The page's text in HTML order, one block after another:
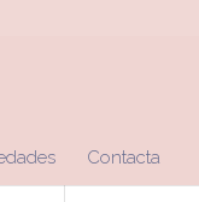
Contacta